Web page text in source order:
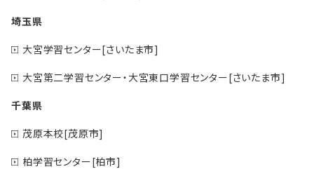
埼玉県
大宮学習センター[さいたま市]
大宮第二学習センター・大宮東口学習センター[さいたま市]
千葉県
茂原本校[茂原市]
柏学習センター[柏市]